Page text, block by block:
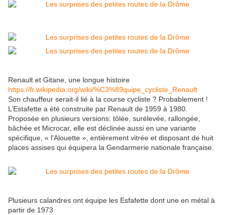
Renault et Gitane, une longue histoire
https://fr.wikipedia.org/wiki/%C3%89quipe_cycliste_Renault
Son chauffeur serait-il lié à la course cycliste ? Probablement !
L’Estafette a été construite par Renault de 1959 à 1980.
Proposée en plusieurs versions: tôlée, surélevée, rallongée,
bâchée et Microcar, elle est déclinée aussi en une variante
spécifique, « l'Alouette », entièrement vitrée et disposant de huit
places assises qui équipera la Gendarmerie nationale française.
Plusieurs calandres ont équipe les Esfafette dont une en métal à
partir de 1973